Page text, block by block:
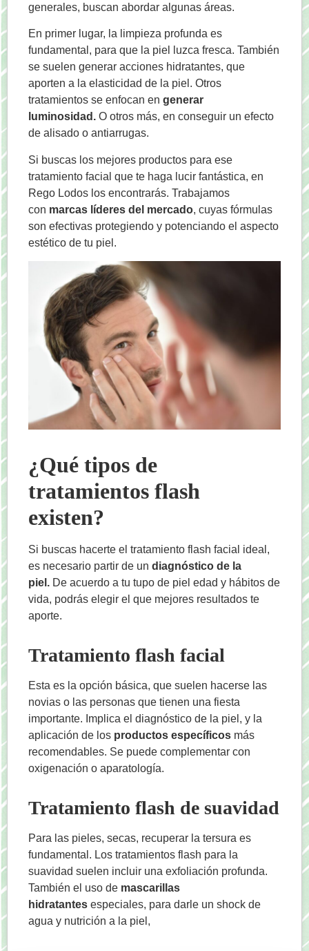
generales, buscan abordar algunas áreas.
En primer lugar, la limpieza profunda es
fundamental, para que la piel luzca fresca. También
se suelen generar acciones hidratantes, que
aporten a la elasticidad de la piel. Otros
tratamientos se enfocan en generar
luminosidad. O otros más, en conseguir un efecto
de alisado o antiarrugas.
Si buscas los mejores productos para ese
tratamiento facial que te haga lucir fantástica, en
Rego Lodos los encontrarás. Trabajamos
con marcas líderes del mercado, cuyas fórmulas
son efectivas protegiendo y potenciando el aspecto
estético de tu piel.
¿Qué tipos de
tratamientos flash
existen?
Si buscas hacerte el tratamiento flash facial ideal,
es necesario partir de un diagnóstico de la
piel. De acuerdo a tu tupo de piel edad y hábitos de
vida, podrás elegir el que mejores resultados te
aporte.
Tratamiento flash facial
Esta es la opción básica, que suelen hacerse las
novias o las personas que tienen una fiesta
importante. Implica el diagnóstico de la piel, y la
aplicación de los productos específicos más
recomendables. Se puede complementar con
oxigenación o aparatología.
Tratamiento flash de suavidad
Para las pieles, secas, recuperar la tersura es
fundamental. Los tratamientos flash para la
suavidad suelen incluir una exfoliación profunda.
También el uso de mascarillas
hidratantes especiales, para darle un shock de
agua y nutrición a la piel,